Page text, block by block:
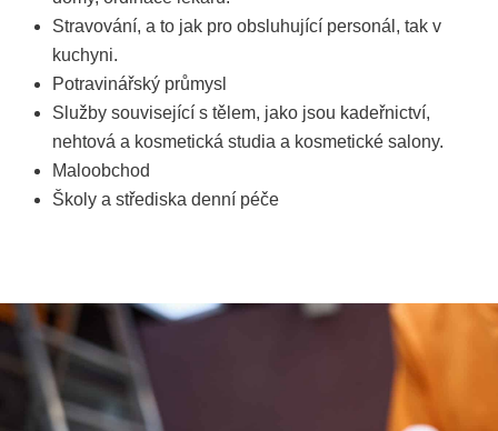
Stravování, a to jak pro obsluhující personál, tak v
kuchyni.
Potravinářský průmysl
Služby související s tělem, jako jsou kadeřnictví,
nehtová a kosmetická studia a kosmetické salony.
Maloobchod
Školy a střediska denní péče